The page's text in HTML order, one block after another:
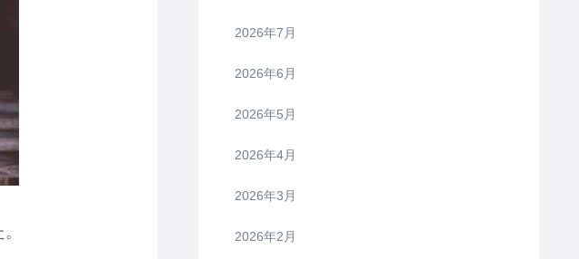
2026年7月
2026年6月
2026年5月
2026年4月
2026年3月
2026年2月